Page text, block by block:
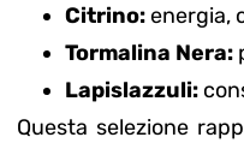
Citrino:energia,
Tormalina Nera:
Lapislazzuli:
Questa selezione